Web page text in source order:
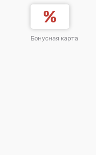
Бонусная карта